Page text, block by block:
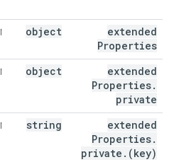
extended
Properties
object
extended
Properties.
private
object
extended
Properties.
private . (key)
string